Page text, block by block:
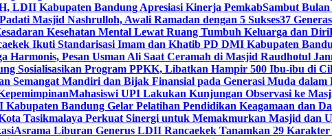
LDII Kabupaten Bandung Apresiasi Kinerja PemkabSambut
Masjid Nashrulloh, Awali Ramadan dengan 5 Sukses37
Kesehatan Mental Lewat Ruang Tumbuh Keluarga dan Diri
Ikuti Standarisasi Imam dan Khatib PD DMI Kabupaten
Harmonis, Pesan Usman Ali Saat Ceramah di Masjid Raudhotul
Sosialisasikan Program PPKK, Libatkan Hampir 500 Ibu-ibu di
Semangat Mandiri dan Bijak Finansial pada Generasi Muda dalam
Mahasiswi UPI Lakukan Kunjungan Observasi ke
Bandung Gelar Pelatihan Pendidikan Keagamaan dan
Tasikmalaya Perkuat Sinergi untuk Memakmurkan Masjid dan
Asrama Liburan Generus LDII Rancaekek Tanamkan 29